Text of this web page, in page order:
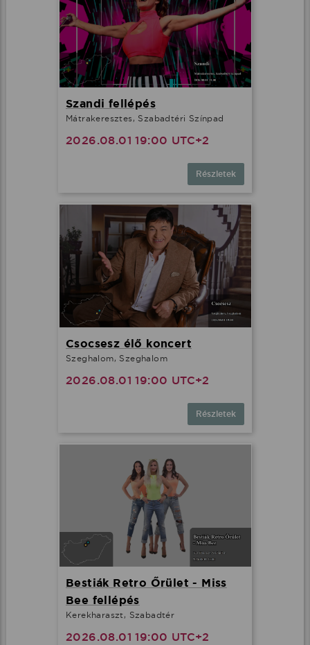
Szandi fellépés
Mátrakeresztes, Szabadtéri Színpad
2026.08.01 19:00 UTC+2
Részletek
Csocsesz élő koncert
Szeghalom, Szeghalom
2026.08.01 19:00 UTC+2
Részletek
Bestiák Retro Őrület - Miss
Bee fellépés
Kerekharaszt, Szabadtér
2026.08.01 19:00 UTC+2